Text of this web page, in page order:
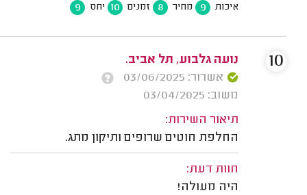
איכות 9 מחיר 8 זמנים 10 יחס 9
נועה גלבוע, תל אביב.
אשרור: 03/06/2025
משוב: 03/04/2025
תיאור השירות:
החלפת חוטים שרופים ותיקון מתג.
חוות דעת:
היה מעולה!
10